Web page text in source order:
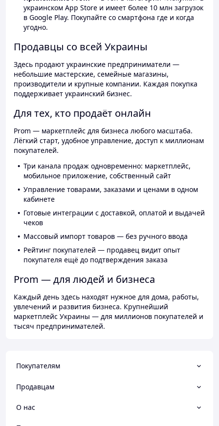
украинском App Store и имеет более 10 млн загрузок
в Google Play. Покупайте со смартфона где и когда
угодно.
Продавцы со всей Украины
Здесь продают украинские предприниматели —
небольшие мастерские, семейные магазины,
производители и крупные компании. Каждая покупка
поддерживает украинский бизнес.
Для тех, кто продаёт онлайн
Prom — маркетплейс для бизнеса любого масштаба.
Лёгкий старт, удобное управление, доступ к миллионам
покупателей.
Три канала продаж одновременно: маркетплейс,
мобильное приложение, собственный сайт
Управление товарами, заказами и ценами в одном
кабинете
Готовые интеграции с доставкой, оплатой и выдачей
чеков
Массовый импорт товаров — без ручного ввода
Рейтинг покупателей — продавец видит опыт
покупателя ещё до подтверждения заказа
Prom — для людей и бизнеса
Каждый день здесь находят нужное для дома, работы,
увлечений и развития бизнеса. Крупнейший
маркетплейс Украины — для миллионов покупателей и
тысяч предпринимателей.
Покупателям
Продавцам
О нас